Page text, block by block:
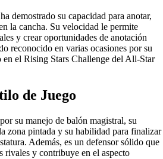
demostrado su capacidad para anotar,
la cancha. Su velocidad le permite
y crear oportunidades de anotación
reconocido en varias ocasiones por su
en el Rising Stars Challenge del All-Star
de Juego
su manejo de balón magistral, su
zona pintada y su habilidad para finalizar
Además, es un defensor sólido que
rivales y contribuye en el aspecto